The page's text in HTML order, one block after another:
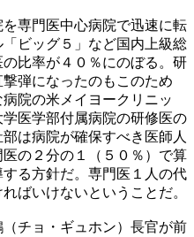
専門医中心病院で迅速に転
ビッグ５」など国内上級総
比率が４０％にのぼる。研
弾になったのもこのため
院の米メイヨークリニッ
医学部付属病院の研修医の
は病院が確保すべき医師人
の２分の１（５０％）で算
る方針だ。専門医１人の代
ばいけないということだ。
チョ・ギュホン）長官が前